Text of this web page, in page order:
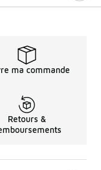
ma commande
Retours &